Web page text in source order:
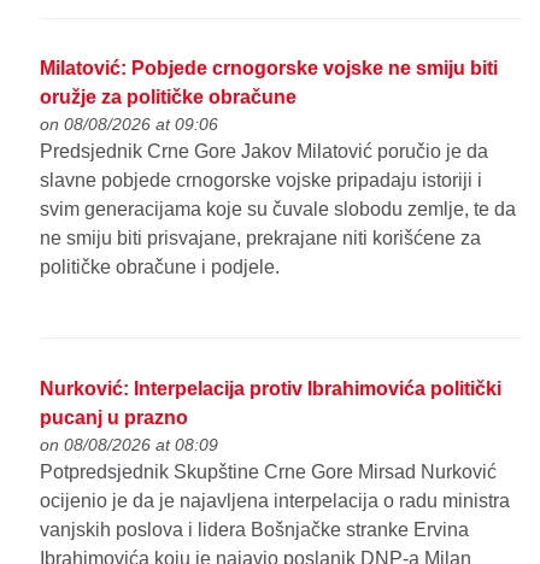
Milatović: Pobjede crnogorske vojske ne smiju biti
oružje za političke obračune
on 08/08/2026 at 09:06
Predsjednik Crne Gore Jakov Milatović poručio je da
slavne pobjede crnogorske vojske pripadaju istoriji i
svim generacijama koje su čuvale slobodu zemlje, te da
ne smiju biti prisvajane, prekrajane niti korišćene za
političke obračune i podjele.
Nurković: Interpelacija protiv Ibrahimovića politički
pucanj u prazno
on 08/08/2026 at 08:09
Potpredsjednik Skupštine Crne Gore Mirsad Nurković
ocijenio je da je najavljena interpelacija o radu ministra
vanjskih poslova i lidera Bošnjačke stranke Ervina
Ibrahimovića koju je najavio poslanik DNP-a Milan